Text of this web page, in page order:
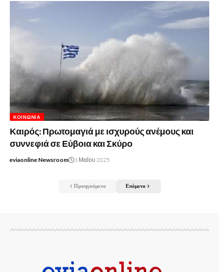
ΚΟΙΝΩΝΊΑ
Καιρός: Πρωτομαγιά με ισχυρούς ανέμους και
συννεφιά σε Εύβοια και Σκύρο
eviaonline Newsroom 1 Μαΐου 2025
Προηγούμενο Επόμενο